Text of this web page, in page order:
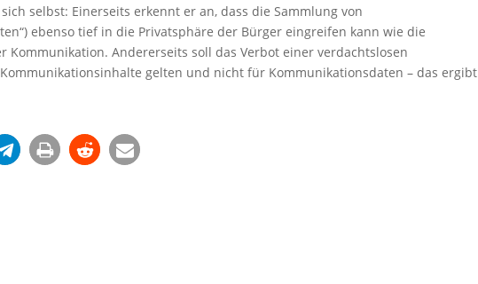
selbst: Einerseits erkennt er an, dass die Sammlung von
ebenso tief in die Privatsphäre der Bürger eingreifen kann wie die
Kommunikation. Andererseits soll das Verbot einer verdachtslosen
gelten und nicht für Kommunikationsdaten – das ergibt